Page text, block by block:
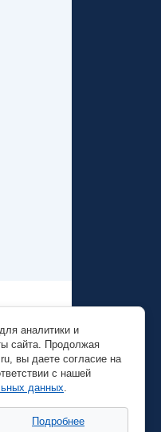
аналитики и
сайта. Продолжая
вы даете согласие на
с нашей
данных.
Подробнее